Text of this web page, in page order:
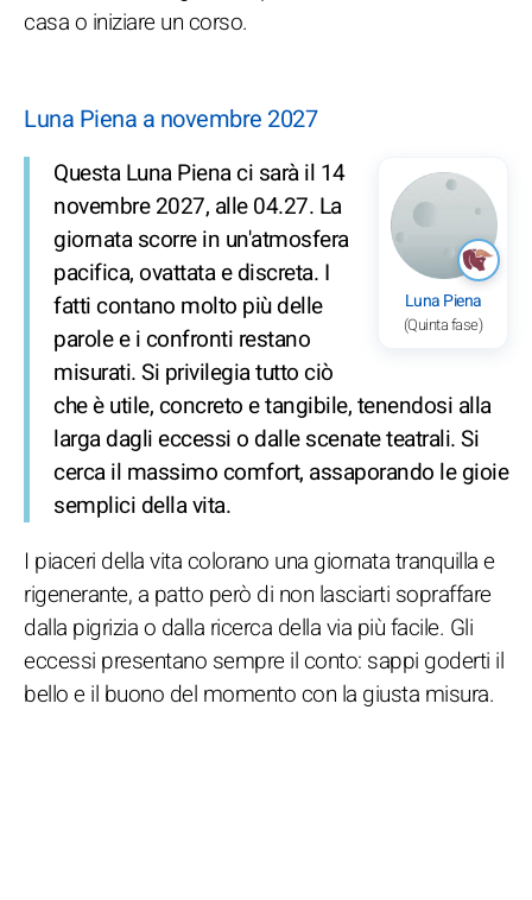
casa o iniziare un corso.
Luna Piena a novembre 2027
Luna Piena
(Quinta fase)
Questa Luna Piena ci sarà il 14
novembre 2027, alle 04.27. La
giornata scorre in un'atmosfera
pacifica, ovattata e discreta. I
fatti contano molto più delle
parole e i confronti restano
misurati. Si privilegia tutto ciò
che è utile, concreto e tangibile, tenendosi alla
larga dagli eccessi o dalle scenate teatrali. Si
cerca il massimo comfort, assaporando le gioie
semplici della vita.
I piaceri della vita colorano una giornata tranquilla e
rigenerante, a patto però di non lasciarti sopraffare
dalla pigrizia o dalla ricerca della via più facile. Gli
eccessi presentano sempre il conto: sappi goderti il
bello e il buono del momento con la giusta misura.